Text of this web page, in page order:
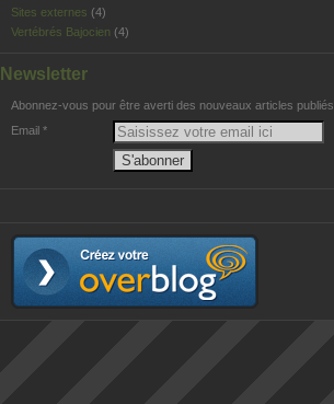
Sites externes (4)
Vertébrés Bajocien (4)
Newsletter
Abonnez-vous pour être averti des nouveaux articles publiés.
Email